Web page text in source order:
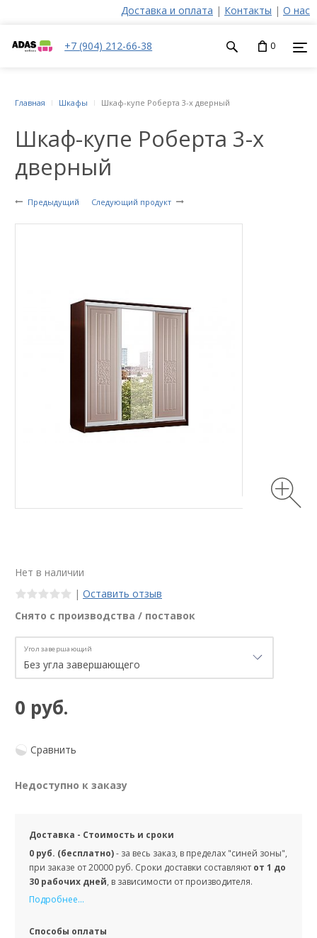
Доставка и оплата | Контакты | О нас
+7 (904) 212-66-38 0
Шкаф-купе Роберта 3-х
дверный
Предыдущий Следующий продукт
Главная Шкафы Шкаф-купе Роберта 3-х дверный
Нет в наличии
| Оставить отзыв
Снято с производства / поставок
Угол завершающий
0 руб.
Сравнить
Недоступно к заказу
Доставка - Стоимость и сроки
0 руб. (бесплатно)- за весь заказ, в пределах "синей зоны",
при заказе от 20000 руб. Сроки доставки составляют от 1 до
30 рабочих дней, в зависимости от производителя.
Подробнее...
Способы оплаты